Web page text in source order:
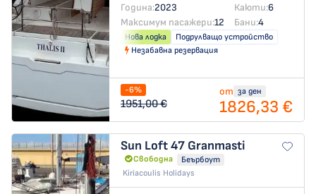
Година:2023 Каюти:6
Максимум пасажери:12 Бани:4
Нова лодка
Подрулващо устройство
Незабавна резервация
-6%
1951,00 €
от за ден
1826,33 €
Sun Loft 47 Granmasti
Свободна
Беърбоут
Kiriacoulis Holidays